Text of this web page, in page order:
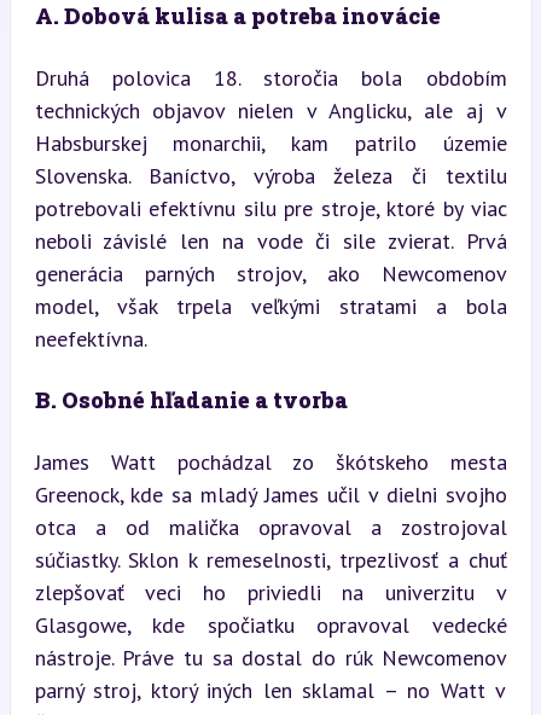
A. Dobová kulisa a potreba inovácie
Druhá polovica 18. storočia bola obdobím
technických objavov nielen v Anglicku, ale aj v
Habsburskej monarchii, kam patrilo územie
Slovenska. Baníctvo, výroba železa či textilu
potrebovali efektívnu silu pre stroje, ktoré by viac
neboli závislé len na vode či sile zvierat. Prvá
generácia parných strojov, ako Newcomenov
model, však trpela veľkými stratami a bola
neefektívna.
B. Osobné hľadanie a tvorba
James Watt pochádzal zo škótskeho mesta
Greenock, kde sa mladý James učil v dielni svojho
otca a od malička opravoval a zostrojoval
súčiastky. Sklon k remeselnosti, trpezlivosť a chuť
zlepšovať veci ho priviedli na univerzitu v
Glasgowe, kde spočiatku opravoval vedecké
nástroje. Práve tu sa dostal do rúk Newcomenov
parný stroj, ktorý iných len sklamal – no Watt v